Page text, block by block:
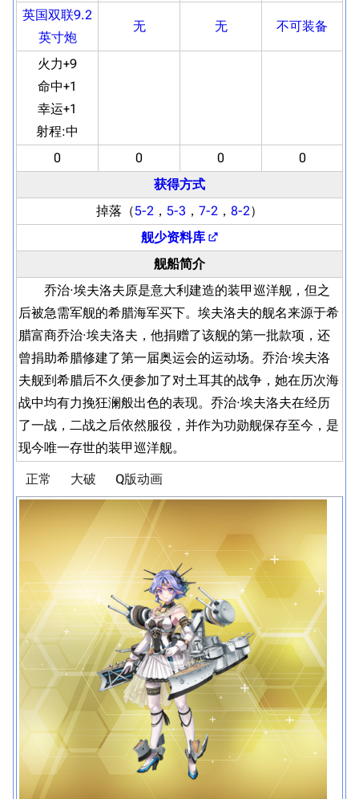
英国双联9.2
英寸炮
无 无 不可装备
火力+9
命中+1
幸运+1
射程:中
0
0 0
0
获得方式
掉落（5-2 ， 5-3 ， 7-2 ， 8-2）
舰少资料库
舰船简介
乔治·埃夫洛夫原是意大利建造的装甲巡洋舰，但之
后被急需军舰的希腊海军买下。埃夫洛夫的舰名来源于希
腊富商乔治·埃夫洛夫，他捐赠了该舰的第一批款项，还
曾捐助希腊修建了第一届奥运会的运动场。乔治·埃夫洛
夫舰到希腊后不久便参加了对土耳其的战争，她在历次海
战中均有力挽狂澜般出色的表现。乔治·埃夫洛夫在经历
了一战，二战之后依然服役，并作为功勋舰保存至今，是
现今唯一存世的装甲巡洋舰。
正常 大破 Q版动画